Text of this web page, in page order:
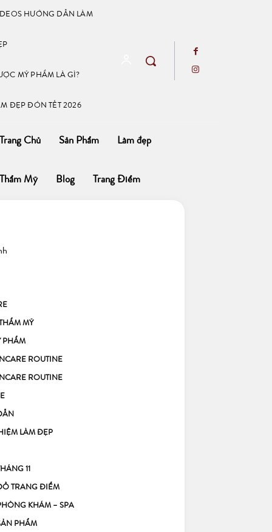
HƯỚNG DẪN LÀM
MỸ PHẨM LÀ GÌ?
ĐẸP ĐÓN TẾT 2026
Chủ Sản Phẩm Làm đẹp
Mỹ Blog Trang Điểm
MỸ
PHẨM
ROUTINE
ROUTINE
LÀM ĐẸP
11
TRANG ĐIỂM
KHÁM – SPA
PHẨM